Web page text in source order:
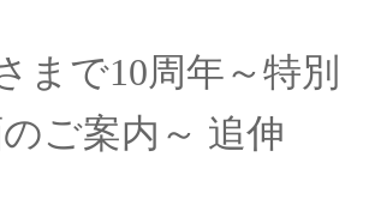
まで10周年～特別
ご案内～ 追伸